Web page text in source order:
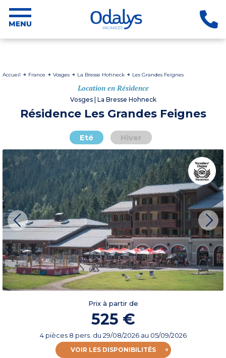
Accueil France Vosges La Bresse Hohneck Les Grandes Feignes
Location en Résidence
Vosges | La Bresse Hohneck
Résidence Les Grandes Feignes
Eté Hiver
Prix à partir de
525 €
4 pièces 8 pers. du 29/08/2026au 05/09/2026
VOIR LES DISPONIBILITÉS